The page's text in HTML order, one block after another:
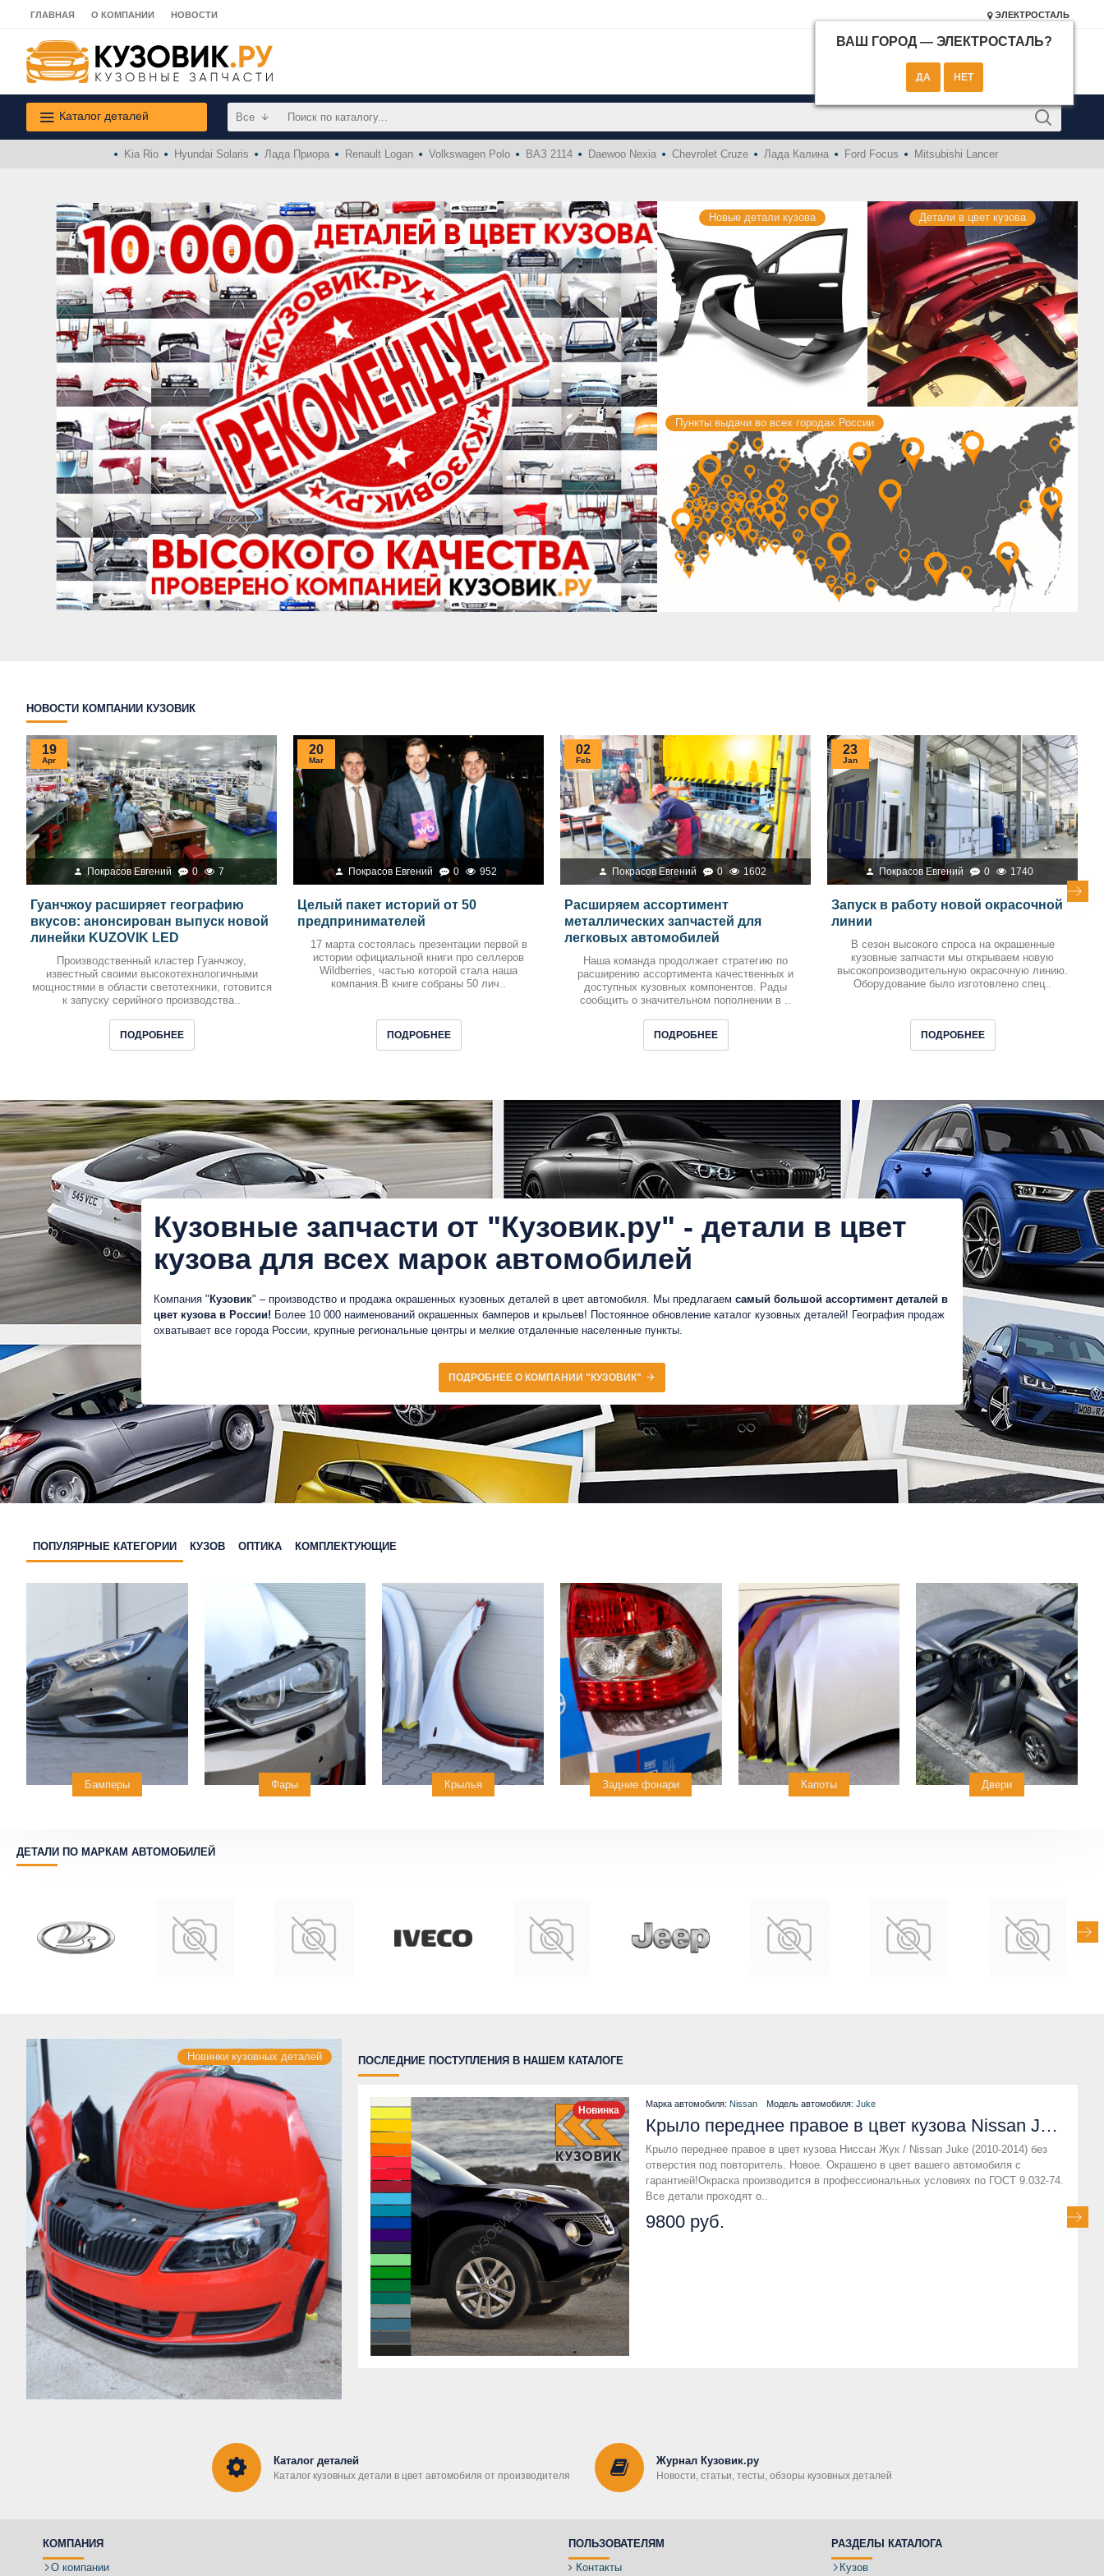
ГЛАВНАЯ О КОМПАНИИ НОВОСТИ ЭЛЕКТРОСТАЛЬ
ВАШ ГОРОД — ЭЛЕКТРОСТАЛЬ?
Каталог деталей Все
Kia Rio Hyundai Solaris Лада Приора Renault Logan Volkswagen Polo ВАЗ 2114 Daewoo Nexia Chevrolet Cruze Лада Калина Ford Focus Mitsubishi Lancer
Новые детали кузова Детали в цвет кузова
Пункты выдачи во всех городах России
НОВОСТИ КОМПАНИИ КУЗОВИК
19
Apr
Покрасов Евгений 0 7
Гуанчжоу расширяет географию
вкусов: анонсирован выпуск новой
линейки KUZOVIK LED
Производственный кластер Гуанчжоу,
известный своими высокотехнологичными
мощностями в области светотехники, готовится
к запуску серийного производства..
ПОДРОБНЕЕ
20
Mar
Покрасов Евгений 0 952
Целый пакет историй от 50
предпринимателей
17 марта состоялась презентации первой в
истории официальной книги про селлеров
Wildberries, частью которой стала наша
компания.В книге собраны 50 лич..
ПОДРОБНЕЕ
02
Feb
Покрасов Евгений 0 1602
Расширяем ассортимент
металлических запчастей для
легковых автомобилей
Наша команда продолжает стратегию по
расширению ассортимента качественных и
доступных кузовных компонентов. Рады
сообщить о значительном пополнении в ..
ПОДРОБНЕЕ
23
Jan
Покрасов Евгений 0 1740
Запуск в работу новой окрасочной
линии
В сезон высокого спроса на окрашенные
кузовные запчасти мы открываем новую
высокопроизводительную окрасочную линию.
Оборудование было изготовлено спец..
ПОДРОБНЕЕ
Кузовные запчасти от "Кузовик.ру" - детали в цвет
кузова для всех марок автомобилей
Компания " Кузовик" – производство и продажа окрашенных кузовных деталей в цвет автомобиля. Мы предлагаем самый большой ассортимент деталей в
цвет кузова в России! Более 10 000 наименований окрашенных бамперов и крыльев! Постоянное обновление каталог кузовных деталей! География продаж
охватывает все города России, крупные региональные центры и мелкие отдаленные населенные пункты.
ПОДРОБНЕЕ О КОМПАНИИ "КУЗОВИК"
ПОПУЛЯРНЫЕ КАТЕГОРИИ КУЗОВ ОПТИКА КОМПЛЕКТУЮЩИЕ
Бамперы Фары Крылья Задние фонари Капоты Двери
ДЕТАЛИ ПО МАРКАМ АВТОМОБИЛЕЙ
Новинки кузовных деталей ПОСЛЕДНИЕ ПОСТУПЛЕНИЯ В НАШЕМ КАТАЛОГЕ
Новинка
Марка автомобиля: Nissan Модель автомобиля: Juke
Крыло переднее правое в цвет кузова Nissan Juke (2010-2014) без отверстия под повторитель
Крыло переднее правое в цвет кузова Ниссан Жук / Nissan Juke (2010-2014) без
отверстия под повторитель. Новое. Окрашено в цвет вашего автомобиля с
гарантией!Окраска производится в профессиональных условиях по ГОСТ 9.032-74.
Все детали проходят о..
9800 руб.
Каталог деталей
Каталог кузовных детали в цвет автомобиля от производителя
Журнал Кузовик.ру
Новости, статьи, тесты, обзоры кузовных деталей
КОМПАНИЯ
О компании
ПОЛЬЗОВАТЕЛЯМ
Контакты
РАЗДЕЛЫ КАТАЛОГА
Кузов